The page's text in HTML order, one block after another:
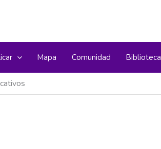
Mapa Comunidad Biblioteca